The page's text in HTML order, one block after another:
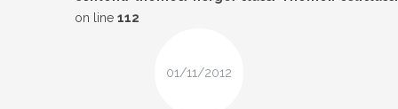
on line 112
01/11/2012